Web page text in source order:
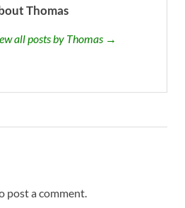
Thomas
all posts by Thomas →
post a comment.